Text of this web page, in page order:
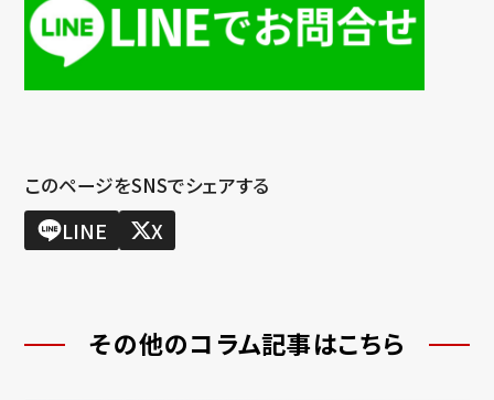
このページをSNSでシェアする
LINE X
その他のコラム記事はこちら